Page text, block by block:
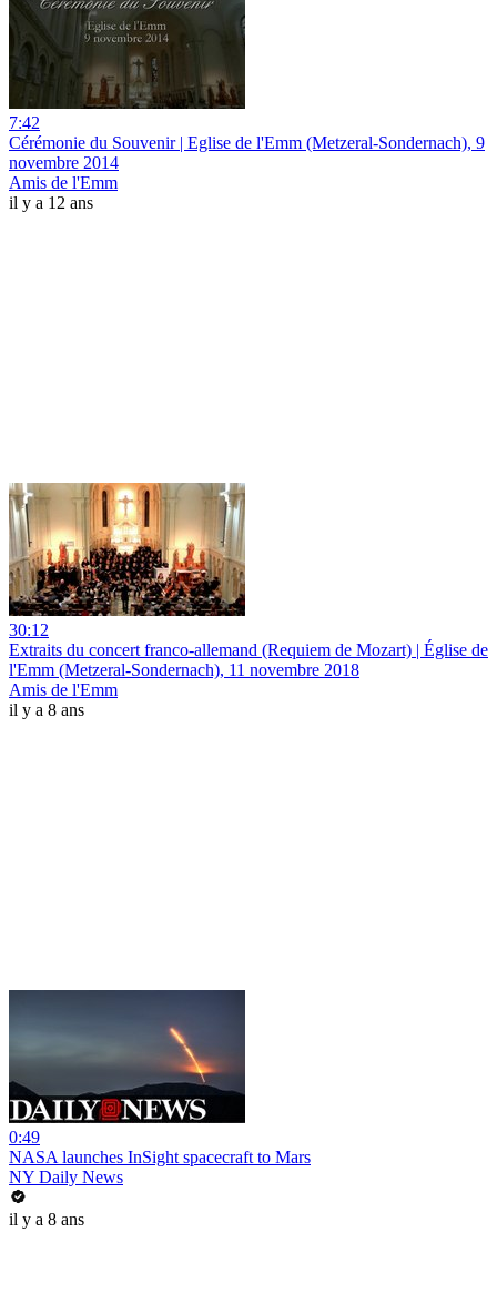
7:42
Cérémonie du Souvenir | Eglise de l'Emm (Metzeral-Sondernach), 9
novembre 2014
Amis de l'Emm
il y a 12 ans
30:12
Extraits du concert franco-allemand (Requiem de Mozart) | Église de
l'Emm (Metzeral-Sondernach), 11 novembre 2018
Amis de l'Emm
il y a 8 ans
0:49
NASA launches InSight spacecraft to Mars
NY Daily News
il y a 8 ans